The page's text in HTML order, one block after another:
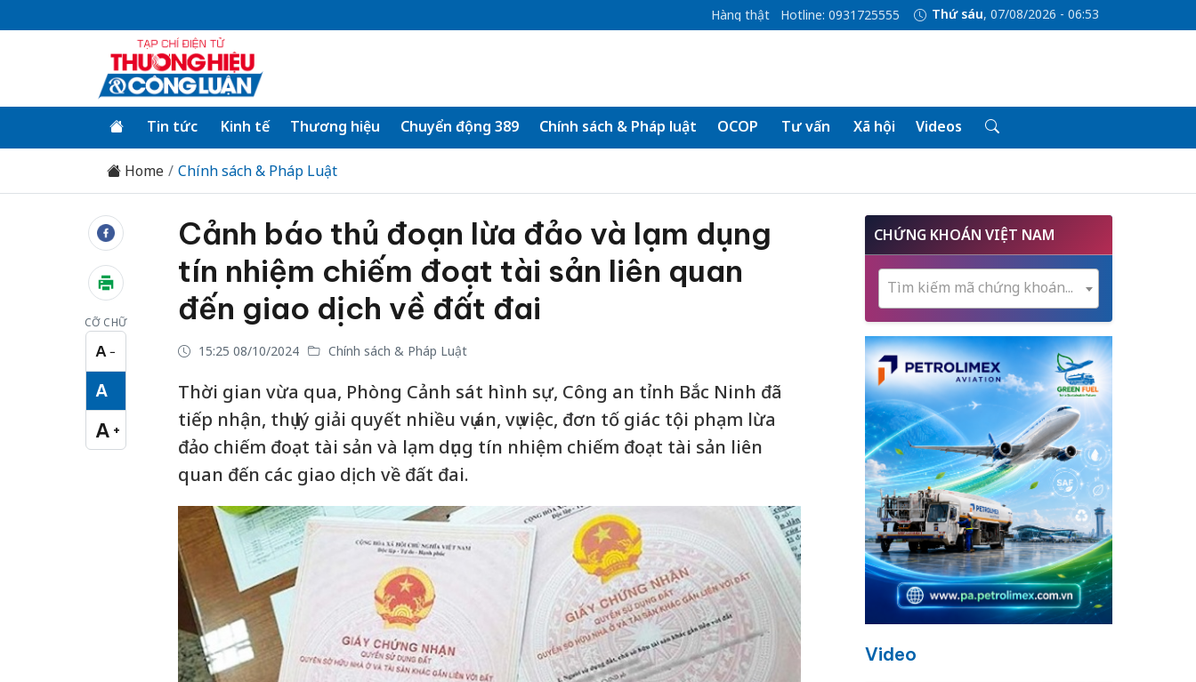
Hàng thật Hotline: 0931725555 Thứ sáu, 07/08/2026 - 06:53
Tin tức Kinh tế Thương hiệu Chuyển động 389 Chính sách & Pháp luật OCOP Tư vấn Xã hội Videos
Home Chính sách & Pháp Luật
CỠ CHỮ
A −
Cỡ chữ nhỏ
A
Cỡ chữ vừa
A +
Cỡ chữ lớn
Cảnh báo thủ đoạn lừa đảo và lạm dụng
tín nhiệm chiếm đoạt tài sản liên quan
đến giao dịch về đất đai
15:25 08/10/2024 Chính sách & Pháp Luật
Thời gian vừa qua, Phòng Cảnh sát hình sự, Công an tỉnh Bắc Ninh đã
tiếp nhận, thụ lý giải quyết nhiều vụ án, vụ việc, đơn tố giác tội phạm lừa
đảo chiếm đoạt tài sản và lạm dụng tín nhiệm chiếm đoạt tài sản liên
quan đến các giao dịch về đất đai.
CHỨNG KHOÁN VIỆT NAM
Tìm kiếm mã chứng khoán...
Video